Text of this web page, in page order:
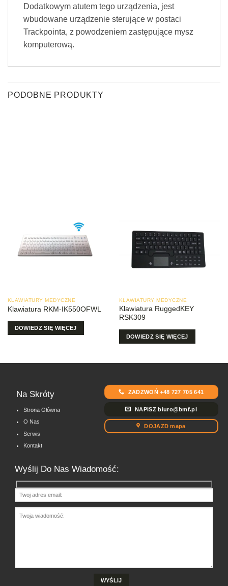
Dodatkowym atutem tego urządzenia, jest
wbudowane urządzenie sterujące w postaci
Trackpointa, z powodzeniem zastępujące mysz
komputerową.
PODOBNE PRODUKTY
KLAWIATURY MEDYCZNE
Klawiatura RKM-IK550OFWL
DOWIEDZ SIĘ WIĘCEJ
KLAWIATURY MEDYCZNE
Klawiatura RuggedKEY
RSK309
DOWIEDZ SIĘ WIĘCEJ
Na Skróty
Strona Główna
O Nas
Serwis
Kontakt
ZADZWOŃ +48 727 705 641
NAPISZ biuro@bmf.pl
DOJAZD mapa
Wyślij Do Nas Wiadomość: